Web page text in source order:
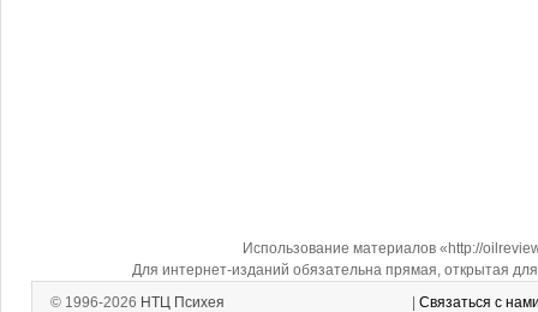
Использование материалов «http://
Для интернет-изданий обязательна прямая, открытая
© 1996-2026 НТЦ Психея Связаться с